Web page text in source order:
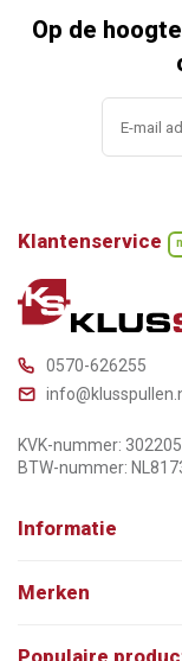
Op de
Klantenservice
0570-626255
KVK-nummer:
BTW-nummer:
Informatie
Merken
Populaire